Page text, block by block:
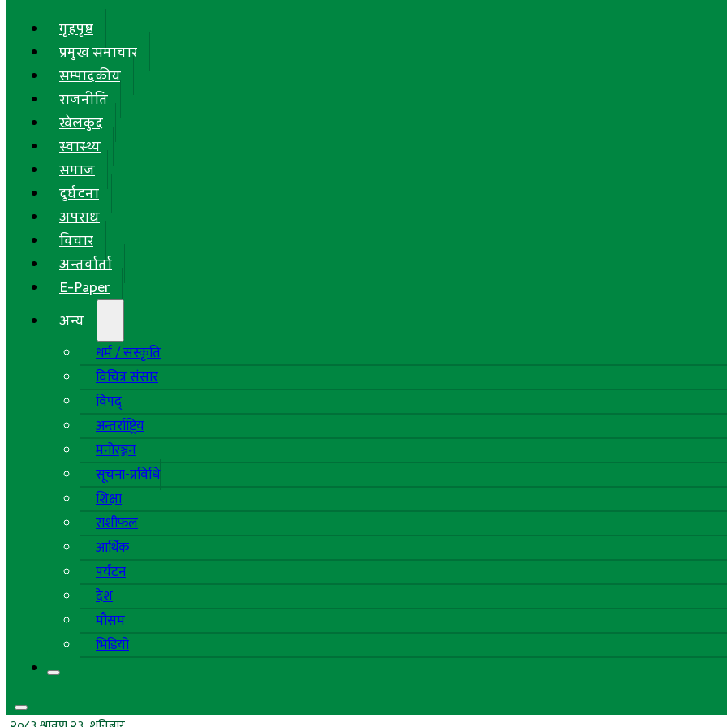
गृहपृष्ठ
प्रमुख समाचार
सम्पादकीय
राजनीति
खेलकुद
स्वास्थ्य
समाज
दुर्घटना
अपराध
विचार
अन्तर्वार्ता
E-Paper
अन्य
धर्म / संस्कृति
विचित्र संसार
विपद्
अन्तर्राष्ट्रिय
मनोरञ्जन
सूचना-प्रविधि
शिक्षा
राशीफल
आर्थिक
पर्यटन
देश
मौसम
भिडियो